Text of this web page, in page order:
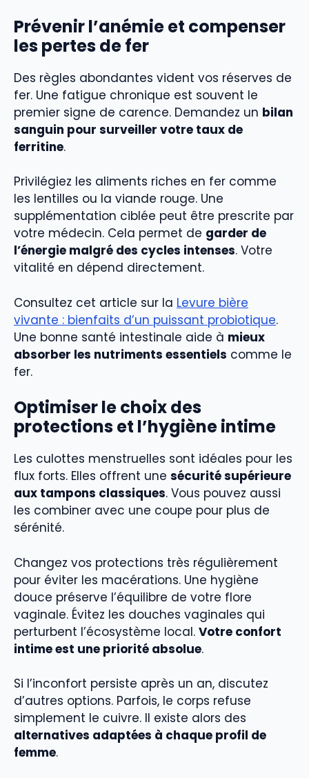
Prévenir l’anémie et compenser
les pertes de fer
Des règles abondantes vident vos réserves de
fer. Une fatigue chronique est souvent le
premier signe de carence. Demandez un bilan
sanguin pour surveiller votre taux de
ferritine.
Privilégiez les aliments riches en fer comme
les lentilles ou la viande rouge. Une
supplémentation ciblée peut être prescrite par
votre médecin. Cela permet de garder de
l’énergie malgré des cycles intenses. Votre
vitalité en dépend directement.
Consultez cet article sur la Levure bière
vivante : bienfaits d’un puissant probiotique.
Une bonne santé intestinale aide à mieux
absorber les nutriments essentiels comme le
fer.
Optimiser le choix des
protections et l’hygiène intime
Les culottes menstruelles sont idéales pour les
flux forts. Elles offrent une sécurité supérieure
aux tampons classiques. Vous pouvez aussi
les combiner avec une coupe pour plus de
sérénité.
Changez vos protections très régulièrement
pour éviter les macérations. Une hygiène
douce préserve l’équilibre de votre flore
vaginale. Évitez les douches vaginales qui
perturbent l’écosystème local. Votre confort
intime est une priorité absolue.
Si l’inconfort persiste après un an, discutez
d’autres options. Parfois, le corps refuse
simplement le cuivre. Il existe alors des
alternatives adaptées à chaque profil de
femme.